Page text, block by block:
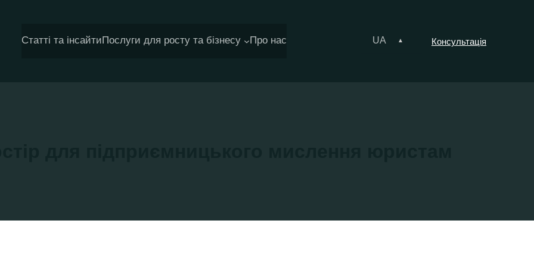
Статті та інсайтиПослуги для росту та бізнесу Про нас UA Консультація